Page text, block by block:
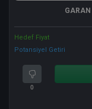
GARAN
Hedef Fiyat
Potansiyel Getiri
0